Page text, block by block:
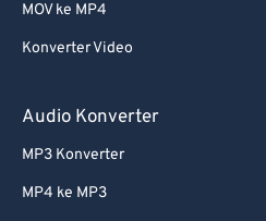
MOV ke MP4
Konverter Video
Audio Konverter
MP3 Konverter
MP4 ke MP3